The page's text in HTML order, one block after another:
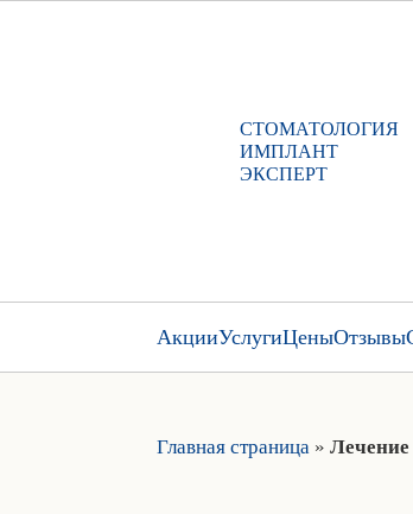
СТОМАТОЛОГИЯ
ИМПЛАНТ
ЭКСПЕРТ
АкцииУслугиЦеныОтзывы
Главная страница » Лечение